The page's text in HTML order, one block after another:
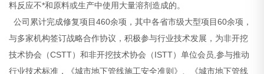
料反应不*和原料或生产中使用大量溶剂造成的。
公司累计完成修复项目460余项，其中各省市级大型项目60余项，
与多家机构签订战略合作协议，积极参与行业技术发展，为非开挖
技术协会（CSTT）和非开挖技术协会（ISTT）单位会员,参与推动
行业技术标准，《城市地下管线施工安全准则》、《城市地下管线